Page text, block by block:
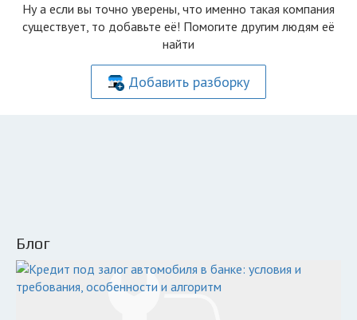
Ну а если вы точно уверены, что именно такая компания
существует, то добавьте её! Помогите другим людям её
найти
Добавить разборку
Блог